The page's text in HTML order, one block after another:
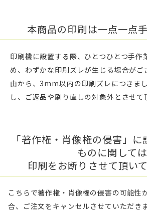
本商品の印刷は一点一点手
印刷機に設置する際、ひとつひとつ手作
め、わずかな印刷ズレが生じる場合がご
由から、3mm以内の印刷ズレにつきま
し、ご返品や刷り直しの対象外とさせて
「著作権・肖像権の侵害」
ものに関しては
印刷をお断りさせて頂いて
こちらで著作権・肖像権の侵害の可能性
合、ご注文をキャンセルさせていただき